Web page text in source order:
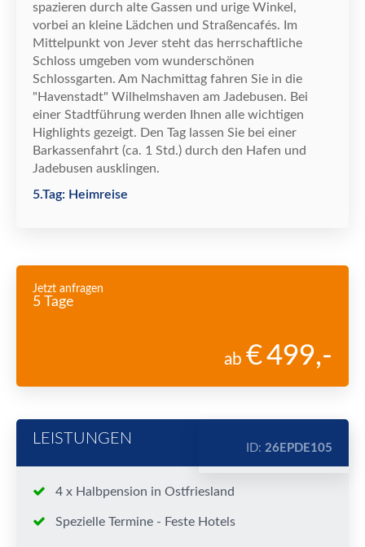
spazieren durch alte Gassen und urige Winkel,
vorbei an kleine Lädchen und Straßencafés. Im
Mittelpunkt von Jever steht das herrschaftliche
Schloss umgeben vom wunderschönen
Schlossgarten. Am Nachmittag fahren Sie in die
"Havenstadt" Wilhelmshaven am Jadebusen. Bei
einer Stadtführung werden Ihnen alle wichtigen
Highlights gezeigt. Den Tag lassen Sie bei einer
Barkassenfahrt (ca. 1 Std.) durch den Hafen und
Jadebusen ausklingen.
5.Tag: Heimreise
Jetzt anfragen
5 Tage
ab 499,-
LEISTUNGEN
4 x Halbpension in Ostfriesland
Spezielle Termine - Feste Hotels
ID: 26EPDE105